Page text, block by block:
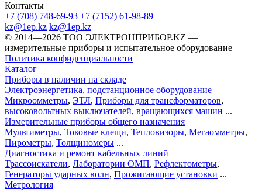
Контакты
+7 (708) 748-69-93 +7 (7152) 61-98-89
kz@1ep.kz kz@1ep.kz
©️ 2014—2026 ТОО ЭЛЕКТРОНПРИБОР.KZ —
измерительные приборы и испытательное оборудование
Политика конфиденциальности
Каталог
Приборы в наличии на складе
Электроэнергетика, подстанционное оборудование
Микроомметры, ЭТЛ, Приборы для трансформаторов,
высоковольтных выключателей, вращающихся машин ...
Измерительные приборы общего назначения
Мультиметры, Токовые клещи, Тепловизоры, Мегаомметры,
Пирометры, Толщиномеры ...
Диагностика и ремонт кабельных линий
Трассоискатели, Лаборатории ОМП, Рефлектометры,
Генераторы ударных волн, Прожигающие установки ...
Метрология